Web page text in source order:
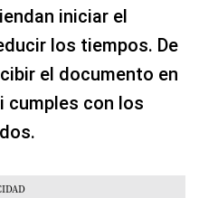
iniciar el
los tiempos. De
el documento en
cumples con los